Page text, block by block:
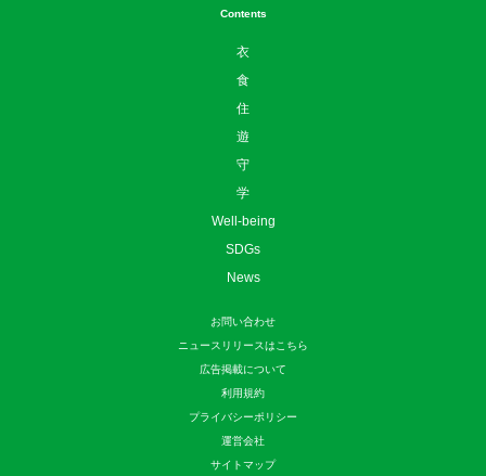
Contents
衣
食
住
遊
守
学
Well-being
SDGs
News
お問い合わせ
ニュースリリースはこちら
広告掲載について
利用規約
プライバシーポリシー
運営会社
サイトマップ